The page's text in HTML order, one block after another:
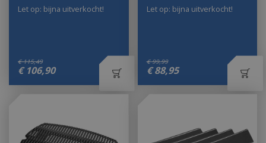
€ 115,49
€ 106,90
Let op: bijna uitverkocht!
€ 99,99
€ 88,95
Let op: bijna uitverkocht!